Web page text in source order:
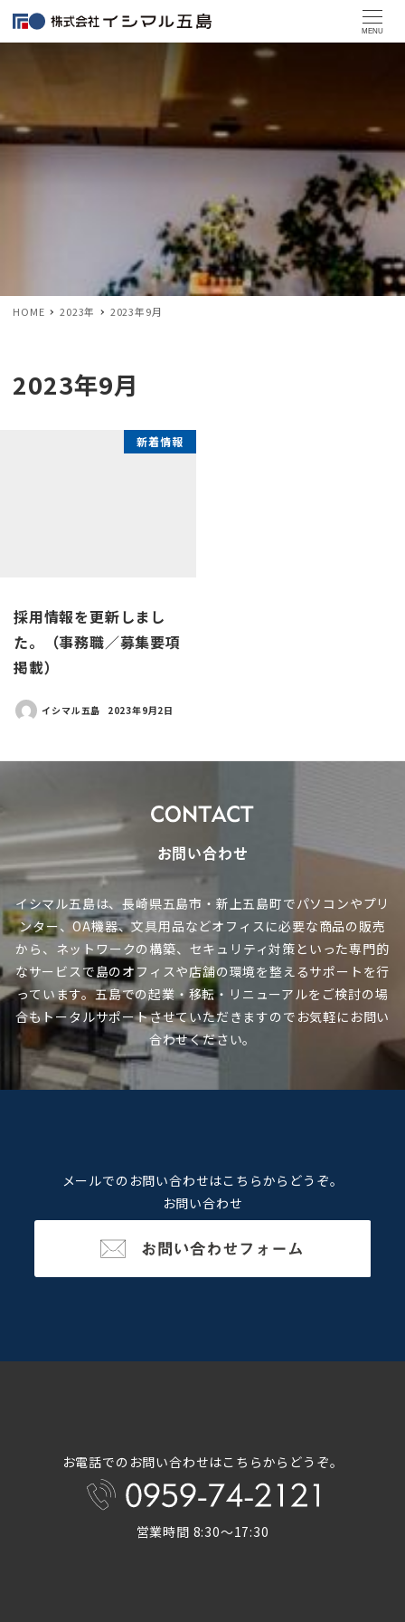
MENU
HOME 2023年 2023年9月
2023年9月
新着情報
採用情報を更新しまし
た。（事務職／募集要項
掲載）
イシマル五島 2023年9月2日
お問い合わせ
イシマル五島は、長崎県五島市・新上五島町でパソコンやプリ
ンター、OA機器、文具用品などオフィスに必要な商品の販売
から、ネットワークの構築、セキュリティ対策といった専門的
なサービスで島のオフィスや店舗の環境を整えるサポートを行
っています。五島での起業・移転・リニューアルをご検討の場
合も トータルサポートさせていただきますのでお気軽にお問い
合わせください。
メールでのお問い合わせはこちらからどうぞ。
お問い合わせ
お電話でのお問い合わせはこちらからどうぞ。
営業時間 8:30～17:30